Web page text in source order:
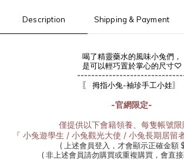
Description Shipping & Payment
喝了精靈藥水的風味小兔們，
是可以輕巧置於掌心的尺寸♡
〖 拇指小兔-袖珍手工小娃〗
-官網限定-
僅提供以下會籍領養、 每隻帳號限
『 小兔遊學生 / 小兔觀光大使 / 小兔長期居留
( 上述會員登入，才會顯示正確金額
( 非上述會員請勿購買或重複購買，會直接